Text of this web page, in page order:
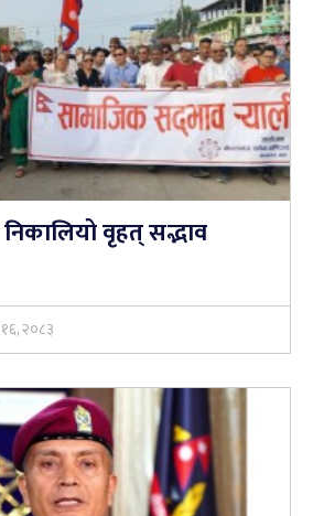
वृहत् सद्भाव
२०८३